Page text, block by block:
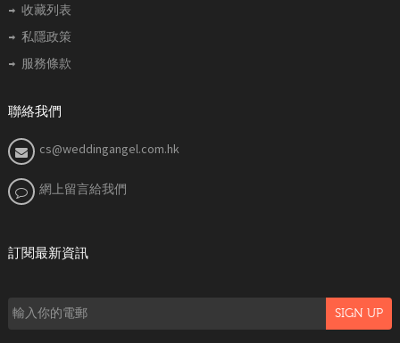
收藏列表
私隱政策
服務條款
聯絡我們
cs@weddingangel.com.hk
網上留言給我們
訂閱最新資訊